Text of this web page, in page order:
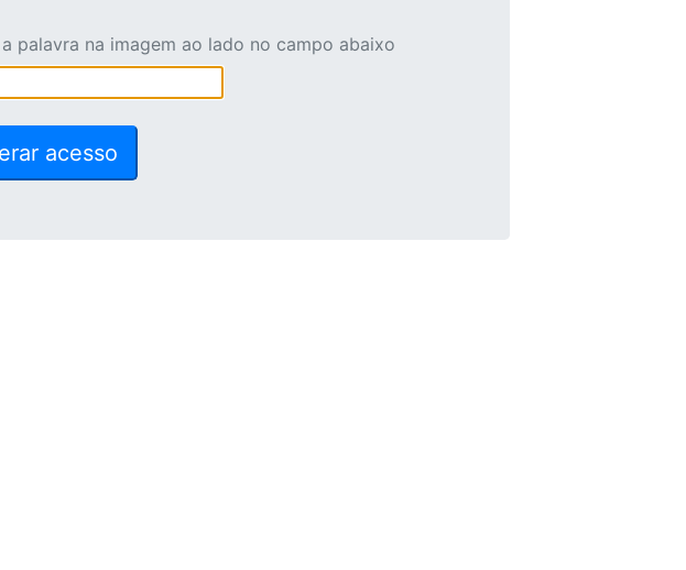
palavra na imagem ao lado no campo abaixo